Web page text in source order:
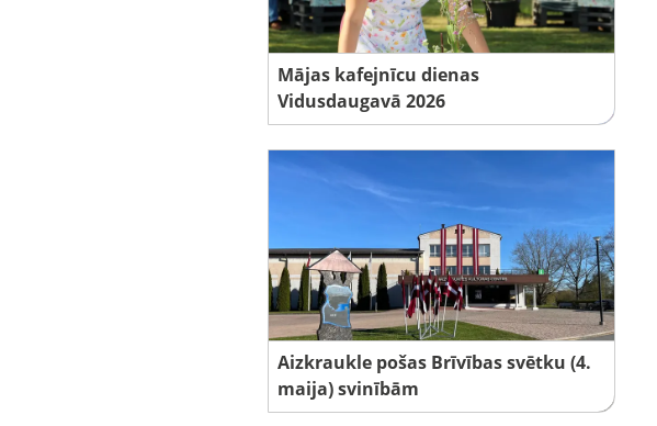
Mājas kafejnīcu dienas
Vidusdaugavā 2026
Aizkraukle pošas Brīvības svētku (4.
maija) svinībām